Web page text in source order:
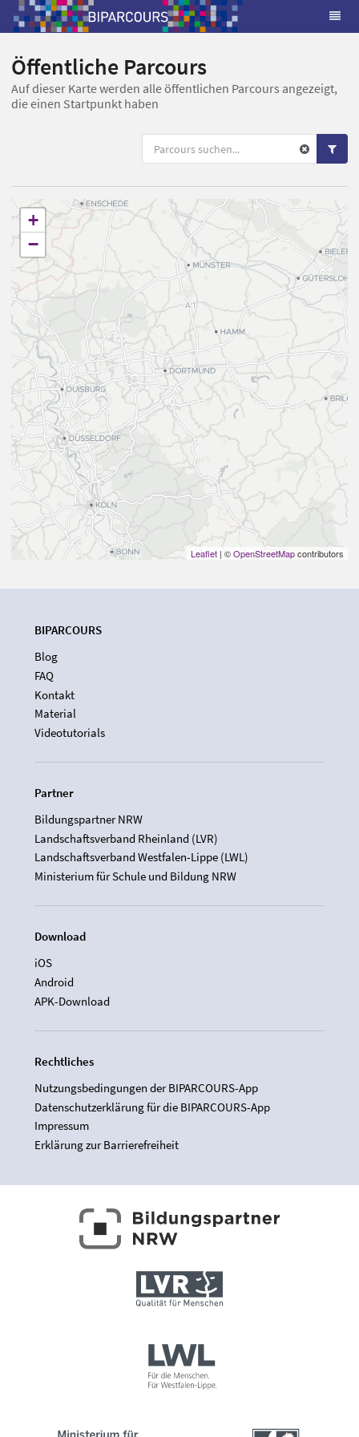
Öffentliche Parcours
Auf dieser Karte werden alle öffentlichen Parcours angezeigt,
die einen Startpunkt haben
+
−
Leaflet | ©OpenStreetMapcontributors
BIPARCOURS
Blog
FAQ
Kontakt
Material
Videotutorials
Partner
Bildungspartner NRW
Landschaftsverband Rheinland (LVR)
Landschaftsverband Westfalen-Lippe (LWL)
Ministerium für Schule und Bildung NRW
Download
iOS
Android
APK-Download
Rechtliches
Nutzungsbedingungen der BIPARCOURS-App
Datenschutzerklärung für die BIPARCOURS-App
Impressum
Erklärung zur Barrierefreiheit